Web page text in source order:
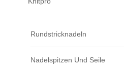
Rundstricknadeln
Nadelspitzen Und Seile